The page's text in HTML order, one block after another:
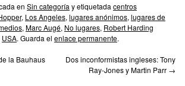
en Sin categoría y etiquetada centros
, Los Angeles, lugares anónimos, lugares de
, Marc Augé, No lugares, Robert Harding
USA. Guarda el enlace permanente.
la Bauhaus
Dos inconformistas ingleses: Tony
Ray-Jones y Martin Parr →